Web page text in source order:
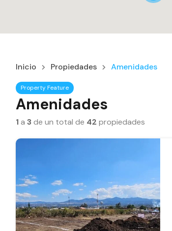
Inicio Propiedades Amenidades
Property Feature
Amenidades
1a 3de un total de 42 propiedades